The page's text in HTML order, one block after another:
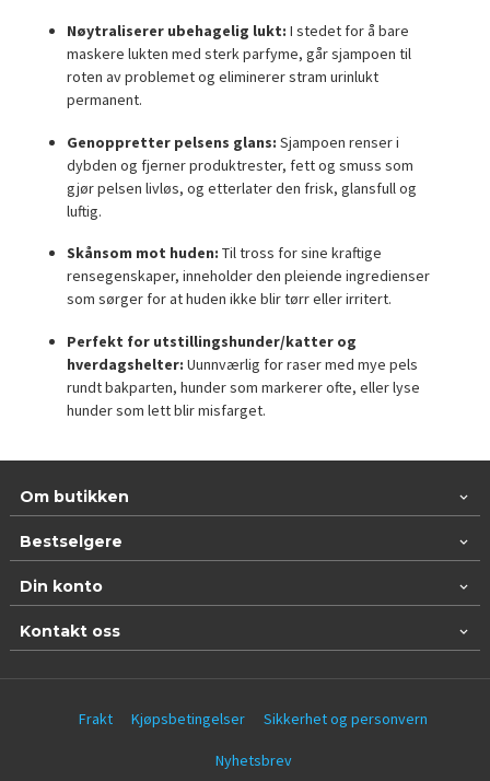
Nøytraliserer ubehagelig lukt: I stedet for å bare
maskere lukten med sterk parfyme, går sjampoen til
roten av problemet og eliminerer stram urinlukt
permanent.
Genoppretter pelsens glans: Sjampoen renser i
dybden og fjerner produktrester, fett og smuss som
gjør pelsen livløs, og etterlater den frisk, glansfull og
luftig.
Skånsom mot huden: Til tross for sine kraftige
rensegenskaper, inneholder den pleiende ingredienser
som sørger for at huden ikke blir tørr eller irritert.
Perfekt for utstillingshunder/katter og
hverdagshelter: Uunnværlig for raser med mye pels
rundt bakparten, hunder som markerer ofte, eller lyse
hunder som lett blir misfarget.
Om butikken
Bestselgere
Din konto
Kontakt oss
Frakt Kjøpsbetingelser Sikkerhet og personvern
Nyhetsbrev